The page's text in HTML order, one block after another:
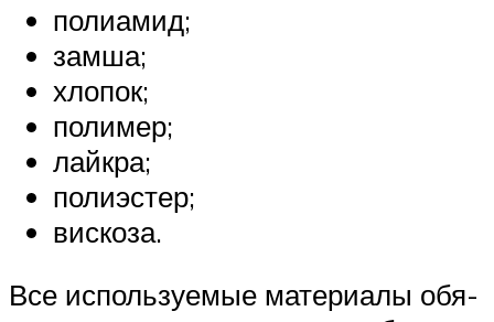
поли­амид;
зам­ша;
хло­пок;
поли­мер;
лай­к­ра;
поли­эс­тер;
вис­ко­за.
Все исполь­зу­е­мые мате­ри­а­лы обя­